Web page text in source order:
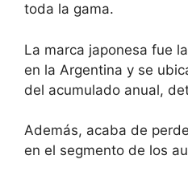
toda la gama.
La marca japonesa fue
en la Argentina y se
del acumulado anual,
Además, acaba de
en el segmento de los